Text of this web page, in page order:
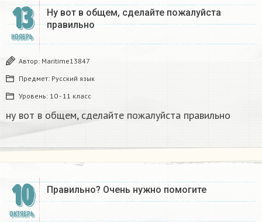
13
НОЯБРЬ
Ну вот в общем, сделайте пожалуйста
правильно​
Автор: Maritime13847
Предмет: Русский язык
Уровень: 10 - 11 класс
ну вот в общем, сделайте пожалуйста правильно​
10
ОКТЯБРЬ
Правильно? Очень нужно помогите